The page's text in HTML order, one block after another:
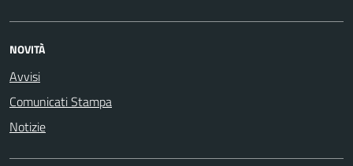
NOVITÀ
Avvisi
Comunicati Stampa
Notizie